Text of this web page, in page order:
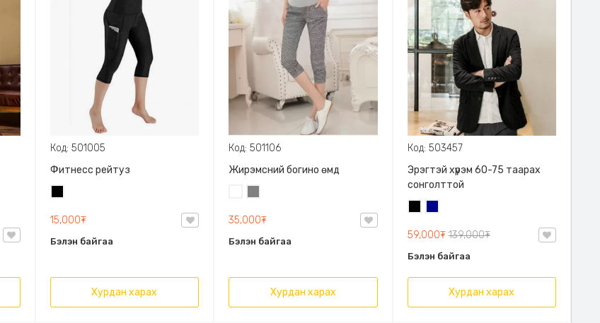
Код: 501005
Фитнесс рейтуз
15,000₮
Бэлэн байгаа
Хурдан харах
Код: 501106
Жирэмсний богино өмд
35,000₮
Бэлэн байгаа
Хурдан харах
Код: 503457
Эрэгтэй хүрэм 60-75 таарах
сонголттой
59,000₮139,000₮
Бэлэн байгаа
Хурдан харах